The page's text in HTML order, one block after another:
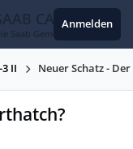
CARS
Saab Gemeinschaft
Anmelden
3 II Neuer Schatz -